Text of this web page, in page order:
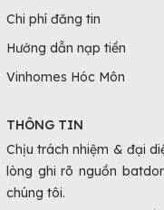
Chi phí đăng tin
Hướng dẫn nạp tiền
Vinhomes Hóc Môn
THÔNG TIN
Chịu trách nhiệm & đại
lòng ghi rõ nguồn
chúng tôi.